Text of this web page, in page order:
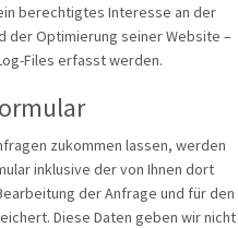
berechtigtes Interesse an der
der Optimierung seiner Website –
Files erfasst werden.
zukommen lassen, werden
inklusive der von Ihnen dort
der Anfrage und für den
Diese Daten geben wir nicht